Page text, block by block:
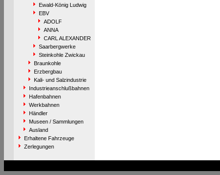
Ewald-König Ludwig
EBV
ADOLF
ANNA
CARL ALEXANDER
Saarbergwerke
Steinkohle Zwickau
Braunkohle
Erzbergbau
Kali- und Salzindustrie
Industrieanschlußbahnen
Hafenbahnen
Werkbahnen
Händler
Museen / Sammlungen
Ausland
Erhaltene Fahrzeuge
Zerlegungen